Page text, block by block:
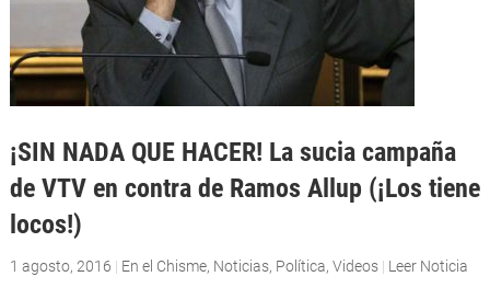
¡SIN NADA QUE HACER! La sucia campaña
de VTV en contra de Ramos Allup (¡Los tiene
locos!)
1 agosto, 2016 | En el Chisme, Noticias, Política, Videos | Leer Noticia